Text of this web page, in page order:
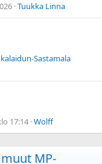
Tuukka Linna
Sastamala
17:14 Wolff
MP-